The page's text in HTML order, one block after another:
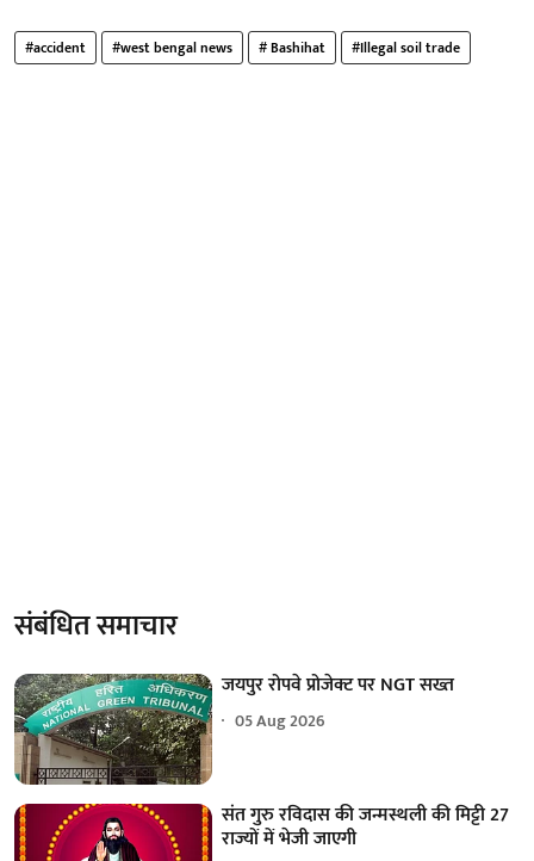
#accident #west bengal news # Bashihat #Illegal soil trade
संबंधित समाचार
जयपुर रोपवे प्रोजेक्ट पर NGT सख्त
05 Aug 2026
संत गुरु रविदास की जन्मस्थली की मिट्टी 27
राज्यों में भेजी जाएगी